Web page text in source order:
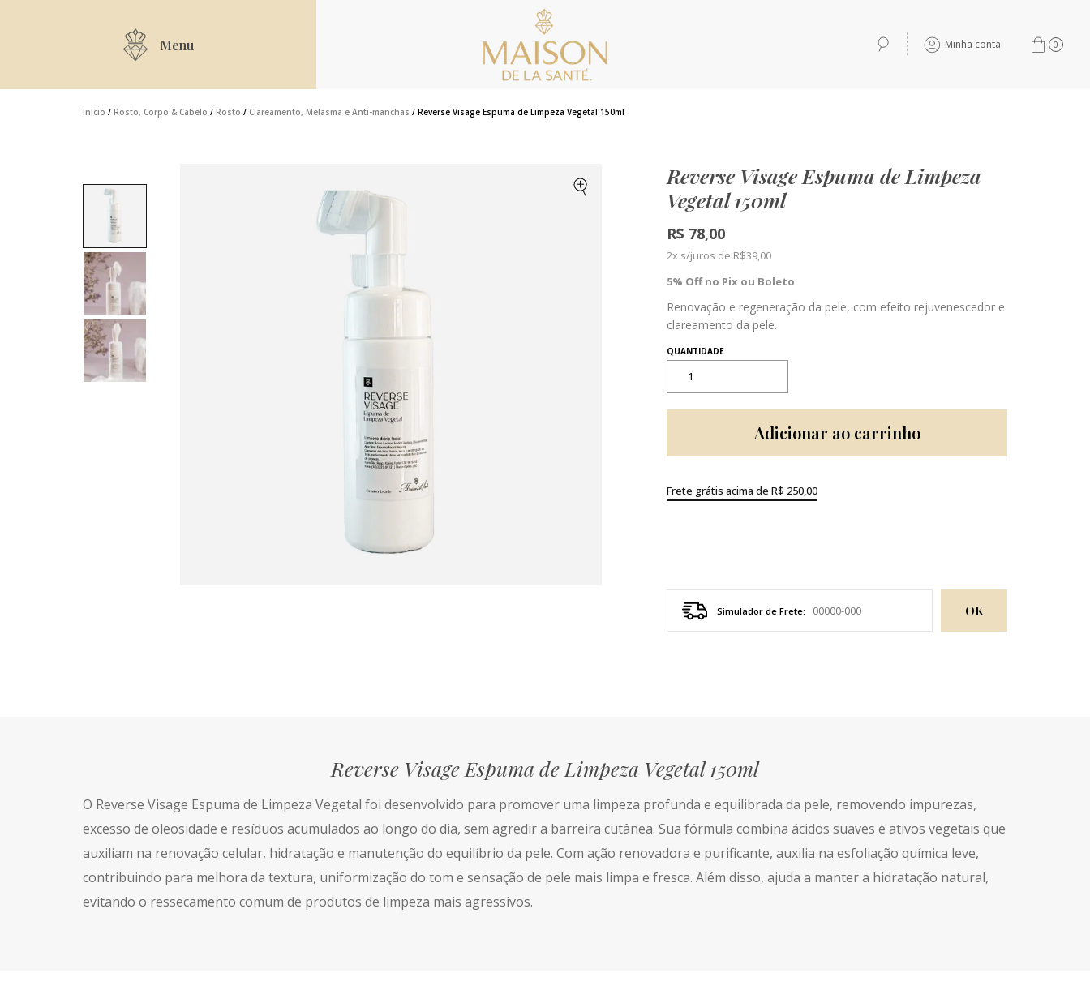
Menu Minha conta 0
Início / Rosto, Corpo & Cabelo / Rosto / Clareamento, Melasma e Anti-manchas / Reverse Visage Espuma de Limpeza Vegetal 150ml
Reverse Visage Espuma de Limpeza
Vegetal 150ml
R$ 78,00
2x s/juros de R$39,00
5% Off no Pix ou Boleto
Renovação e regeneração da pele, com efeito rejuvenescedor e
clareamento da pele.
Adicionar ao carrinho
Frete grátis acima de R$ 250,00
Simulador de Frete: OK
Reverse Visage Espuma de Limpeza Vegetal 150ml
O Reverse Visage Espuma de Limpeza Vegetal foi desenvolvido para promover uma limpeza profunda e equilibrada da pele, removendo impurezas,
excesso de oleosidade e resíduos acumulados ao longo do dia, sem agredir a barreira cutânea. Sua fórmula combina ácidos suaves e ativos vegetais que
auxiliam na renovação celular, hidratação e manutenção do equilíbrio da pele. Com ação renovadora e purificante, auxilia na esfoliação química leve,
contribuindo para melhora da textura, uniformização do tom e sensação de pele mais limpa e fresca. Além disso, ajuda a manter a hidratação natural,
evitando o ressecamento comum de produtos de limpeza mais agressivos.